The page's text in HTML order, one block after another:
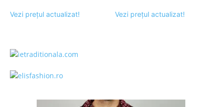
Vezi prețul actualizat! Vezi prețul actualizat!